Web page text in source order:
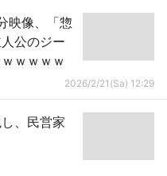
映像、「惣
公のジー
ｗｗｗｗ
2026/2/21(Sa) 12:29
、民営家